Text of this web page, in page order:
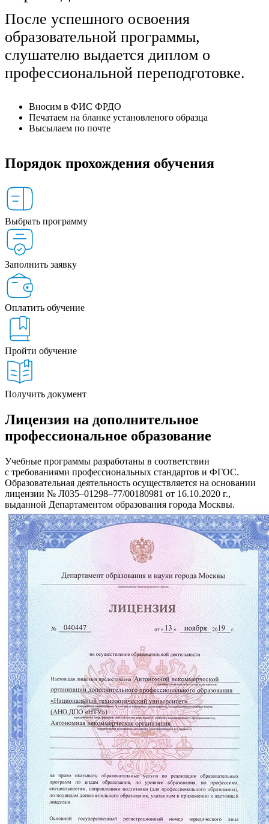
После успешного освоения
образовательной программы,
слушателю выдается диплом о
профессиональной переподготовке.
Вносим в ФИС ФРДО
Печатаем на бланке установленого образца
Высылаем по почте
Порядок прохождения обучения
Выбрать программу
Заполнить заявку
Оплатить обучение
Пройти обучение
Получить документ
Лицензия на дополнительное
профессиональное образование
Учебные программы разработаны в соответствии
с требованиями профессиональных стандартов и ФГОС.
Образовательная деятельность осуществляется на основании
лицензии № Л035–01298–77/00180981 от 16.10.2020 г.,
выданной Департаментом образования города Москвы.